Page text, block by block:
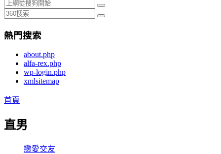
熱門搜索
about.php
alfa-rex.php
wp-login.php
xmlsitemap
首頁
直男
戀愛交友